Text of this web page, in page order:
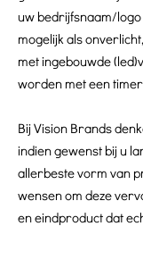
uw bedrijfsnaam/
mogelijk als
met ingebouwde
worden met een
Bij Vision Brands
indien gewenst bij u
allerbeste vorm van
wensen om deze
en eindproduct dat